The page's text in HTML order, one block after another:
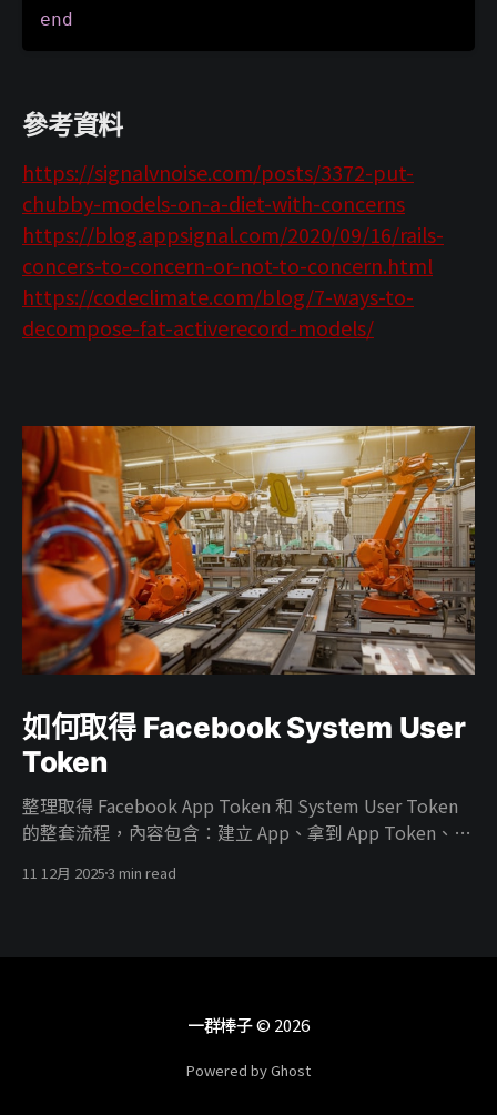
end
參考資料
https://signalvnoise.com/posts/3372-put-
chubby-models-on-a-diet-with-concerns
https://blog.appsignal.com/2020/09/16/rails-
concers-to-concern-or-not-to-concern.html
https://codeclimate.com/blog/7-ways-to-
decompose-fat-activerecord-models/
如何取得 Facebook System User
Token
整理取得 Facebook App Token 和 System User Token
的整套流程，內容包含：建立 App、拿到 App Token、在
User、把 App 掛進 Business、開 ads_read／
11 12月 20253 min read
一群棒子© 2026
Powered by Ghost